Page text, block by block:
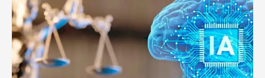
Internacional
de
Internet,
Derecho
y